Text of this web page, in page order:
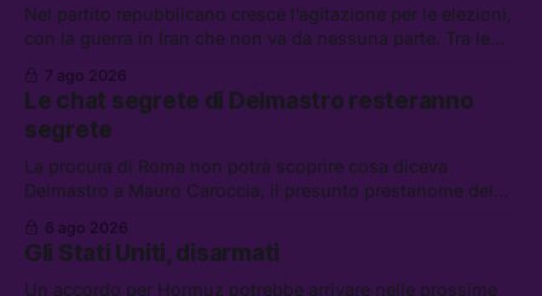
Nel partito repubblicano cresce l’agitazione per le elezioni,
con la guerra in Iran che non va da nessuna parte. Tra le
altre notizie: due alti dirigenti del Mossad hanno perso il
lavoro, Schlein prova a mettere in sicurezza la coalizione, e
che cos’è lo “Spiralismo,” la religione degli agenti IA
7 ago 2026
Le chat segrete di Delmastro resteranno
segrete
La procura di Roma non potrà scoprire cosa diceva
Delmastro a Mauro Caroccia, il presunto prestanome del
clan Senese. Tra le altre notizie: le IDF hanno ripreso gli
attacchi in Libano, il governo chiederà 36 miliardi di
flessibilità in armi e energia, e Grokipedia è già stata
abbandonata
6 ago 2026
Gli Stati Uniti, disarmati
Un accordo per Hormuz potrebbe arrivare nelle prossime